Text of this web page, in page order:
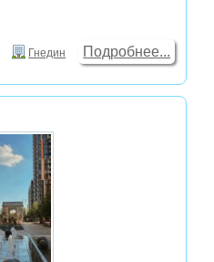
Гнедин Подробнее...